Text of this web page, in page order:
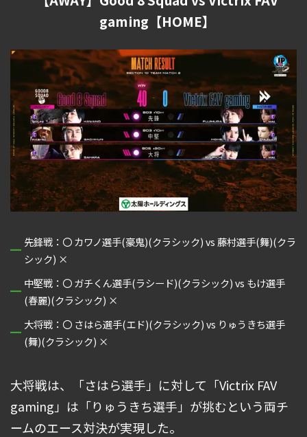
gaming【HOME】
先鋒戦：〇 カワノ選手(豪鬼)(クラシック) vs 藤村選手(舞)(クラ
シック) ×
中堅戦：〇 ガチくん選手(ラシード)(クラシック) vs もけ選手
(春麗)(クラシック) ×
大将戦：〇 さはら選手(エド)(クラシック) vs りゅうきち選手
(舞)(クラシック) ×
大将戦は、「さはら選手」に対して「Victrix FAV
gaming」は「りゅうきち選手」が挑むという両チ
ームのエース対決が実現した。